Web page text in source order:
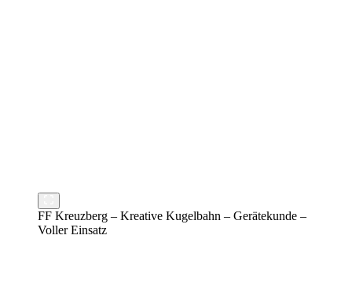
FF Kreuzberg – Kreative Kugelbahn – Gerätekunde –
Voller Einsatz